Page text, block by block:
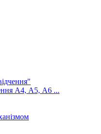
А4, А5, А6 ...